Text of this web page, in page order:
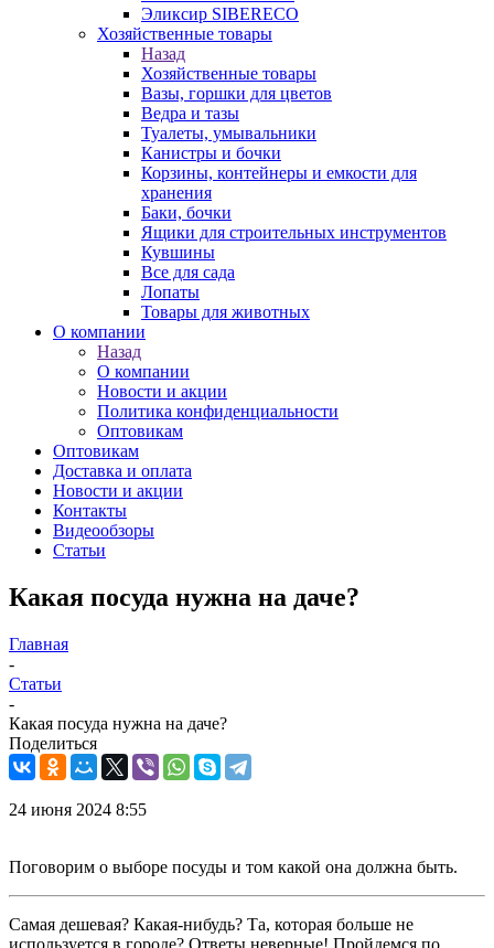
Эликсир SIBERECO
Хозяйственные товары
Назад
Хозяйственные товары
Вазы, горшки для цветов
Ведра и тазы
Туалеты, умывальники
Канистры и бочки
Корзины, контейнеры и емкости для
хранения
Баки, бочки
Ящики для строительных инструментов
Кувшины
Все для сада
Лопаты
Товары для животных
О компании
Назад
О компании
Новости и акции
Политика конфиденциальности
Оптовикам
Оптовикам
Доставка и оплата
Новости и акции
Контакты
Видеообзоры
Статьи
Какая посуда нужна на даче?
Главная
-
Статьи
-
Какая посуда нужна на даче?
Поделиться
24 июня 2024 8:55
Поговорим о выборе посуды и том какой она должна быть.
Самая дешевая? Какая-нибудь? Та, которая больше не
используется в городе? Ответы неверные! Пройдемся по